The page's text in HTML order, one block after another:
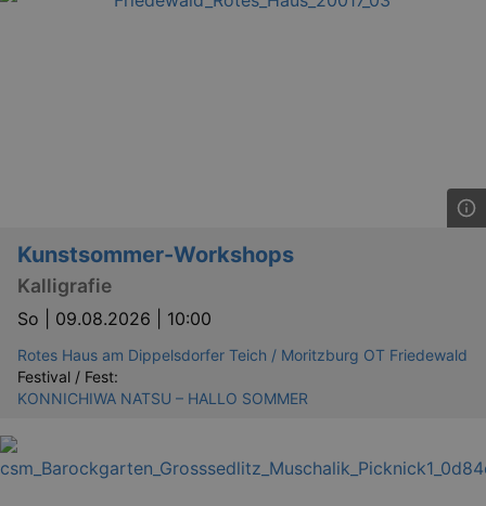
Kunstsommer-Workshops
Kalligrafie
So | 09.08.2026 | 10:00
Rotes Haus am Dippelsdorfer Teich / Moritzburg OT Friedewald
Festival / Fest:
KONNICHIWA NATSU – HALLO SOMMER